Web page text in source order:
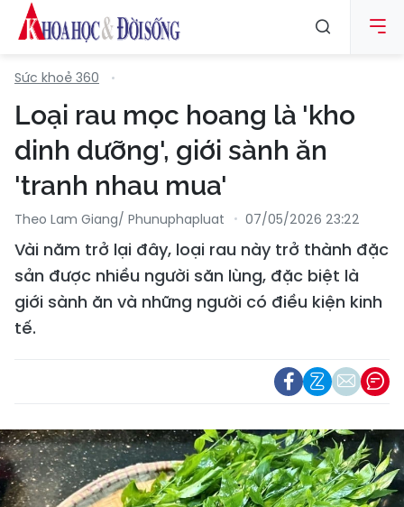
Sức khoẻ 360
Loại rau mọc hoang là 'kho
dinh dưỡng', giới sành ăn
'tranh nhau mua'
Theo Lam Giang/ Phunuphapluat 07/05/2026 23:22
Vài năm trở lại đây, loại rau này trở thành đặc
sản được nhiều người săn lùng, đặc biệt là
giới sành ăn và những người có điều kiện kinh
tế.